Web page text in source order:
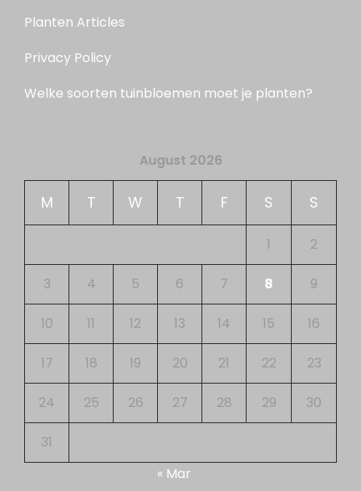
Planten Articles
Privacy Policy
Welke soorten tuinbloemen moet je planten?
August 2026
M T W T F S S
1 2
3 4 5 6 7 8 9
10 11 12 13 14 15 16
17 18 19 20 21 22 23
24 25 26 27 28 29 30
31
« Mar